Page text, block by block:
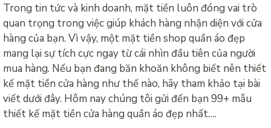
Trong tin tức và kinh doanh, mặt tiền luôn đóng vai trò
quan trọng trong việc giúp khách hàng nhận diện với cửa
hàng của bạn. Vì vậy, một mặt tiền shop quần áo đẹp
mang lại sự tích cực ngay từ cái nhìn đầu tiên của người
mua hàng. Nếu bạn đang băn khoăn không biết nên thiết
kế mặt tiền cửa hàng như thế nào, hãy tham khảo tại bài
viết dưới đây. Hôm nay chúng tôi gửi đến bạn 99+ mẫu
thiết kế mặt tiền cửa hàng quần áo đẹp nhất….